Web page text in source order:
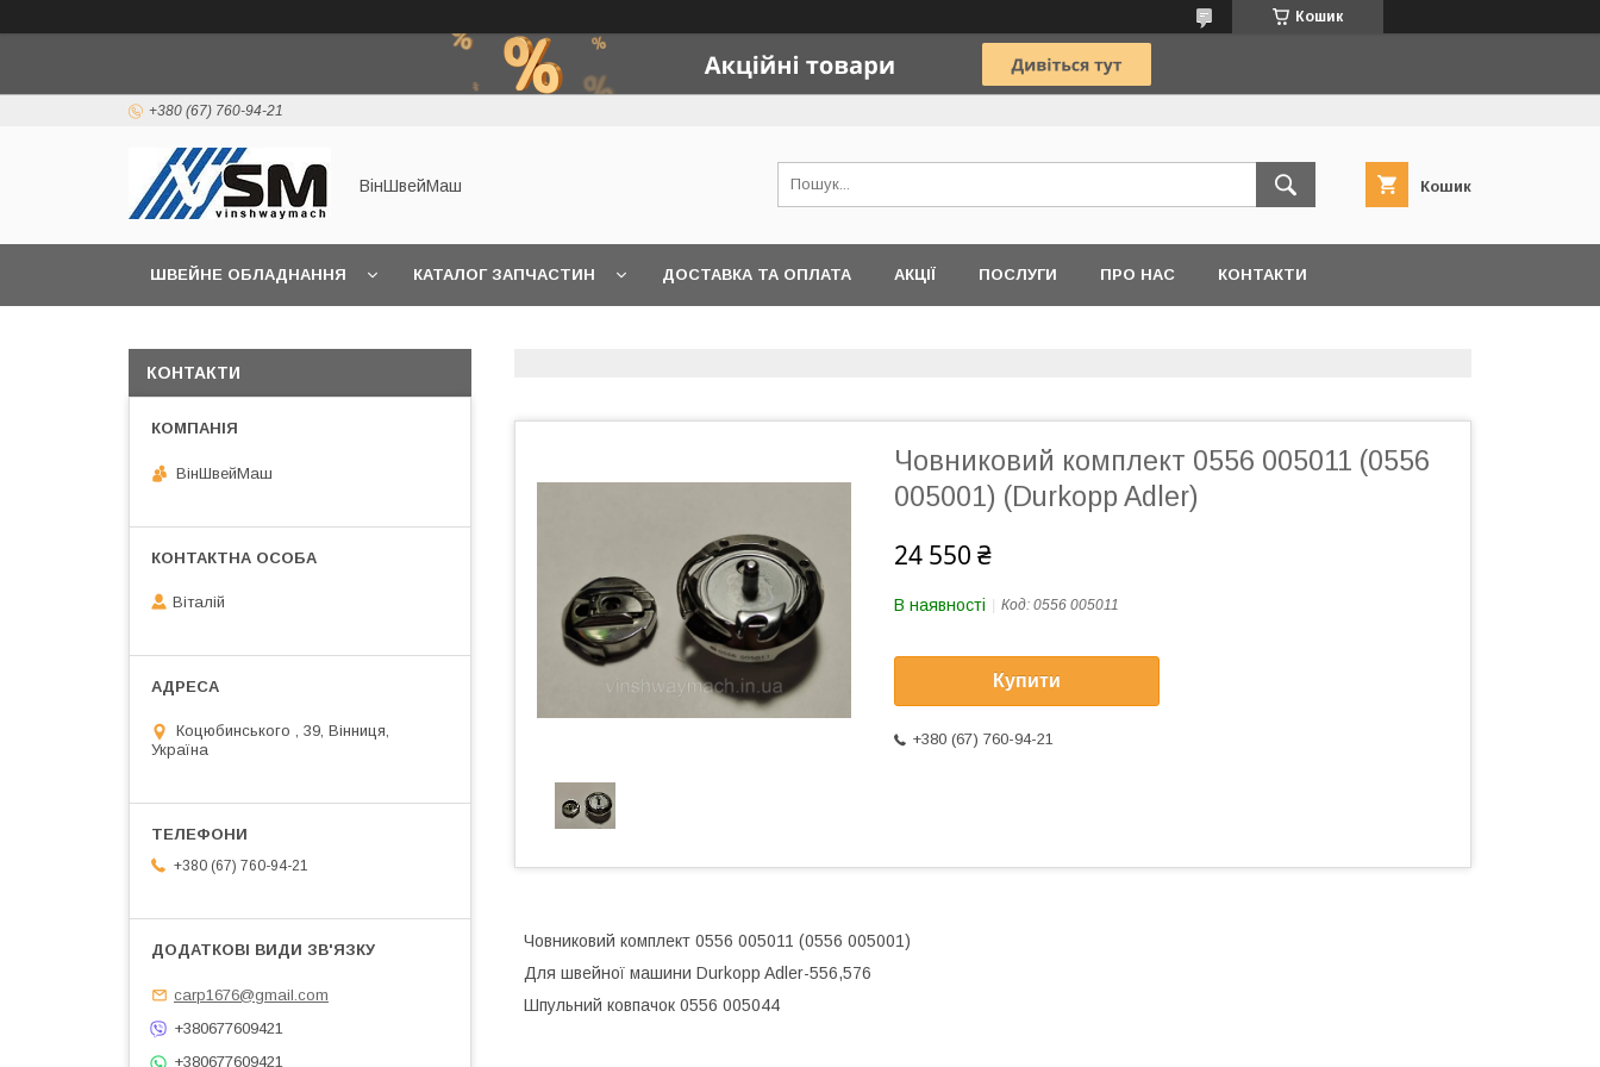
Кошик
+380 (67) 760-94-21
ВінШвейМаш Кошик
ШВЕЙНЕ ОБЛАДНАННЯ КАТАЛОГ ЗАПЧАСТИН ДОСТАВКА ТА ОПЛАТА АКЦІЇ ПОСЛУГИ ПРО НАС КОНТАКТИ
Човниковий комплект 0556 005011 (0556
005001) (Durkopp Adler)
24 550 ₴
В наявності Код: 0556 005011
Купити
+380 (67) 760-94-21
Човниковий комплект 0556 005011 (0556 005001)
Для швейної машини Durkopp Adler-556,576
Шпульний ковпачок 0556 005044
КОНТАКТИ
ВінШвейМаш
Віталій
Коцюбинського , 39, Вінниця,
Україна
+380 (67) 760-94-21
carp1676@gmail.com
+380677609421
+380677609421